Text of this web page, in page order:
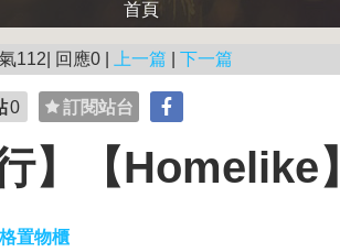
首頁
112| 回應0 | 上一篇 下一篇
0 訂閱站台
】【
置物櫃